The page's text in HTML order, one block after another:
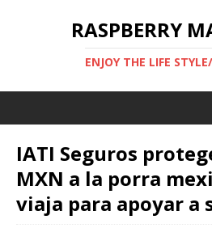
RASPBERRY
ENJOY THE LIFE
IATI Seguros
MXN a la porra
viaja para apoyar a